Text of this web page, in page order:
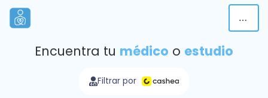
Encuentra tu médico o estudio
Filtrar por